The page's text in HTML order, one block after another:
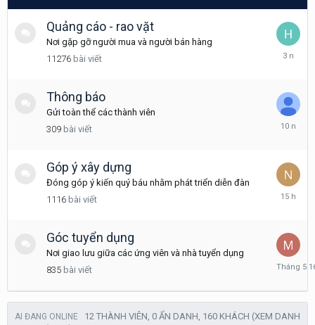
Quảng cáo - rao vặt
Nơi gặp gỡ người mua và người bán hàng
11276 bài viết
Tháng
2022
Thông báo
Gửi toàn thể các thành viên
309 bài viết
Tháng
2016
Góp ý xây dựng
Đóng góp ý kiến quý báu nhằm phát triển diễn đàn
1116 bài viết
15
Góc tuyển dụng
Nơi giao lưu giữa các ứng viên và nhà tuyển dụng
835 bài viết
Tháng
16
AI ĐANG ONLINE 12 THÀNH VIÊN, 0 ẨN DANH, 160 KHÁCH (XEM DANH